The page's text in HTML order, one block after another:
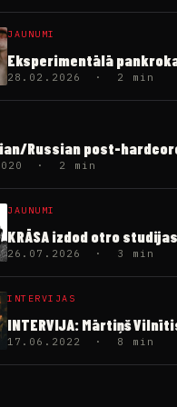
JAUNUMI
Eksperimentālā pankroka
28.02.2026 · 2 min
Russian post-
· 2 min
JAUNUMI
KRĀSA izdod otro
26.07.2026 · 3 min
INTERVIJAS
INTERVIJA: Mārtiņš
17.06.2022 · 8 min